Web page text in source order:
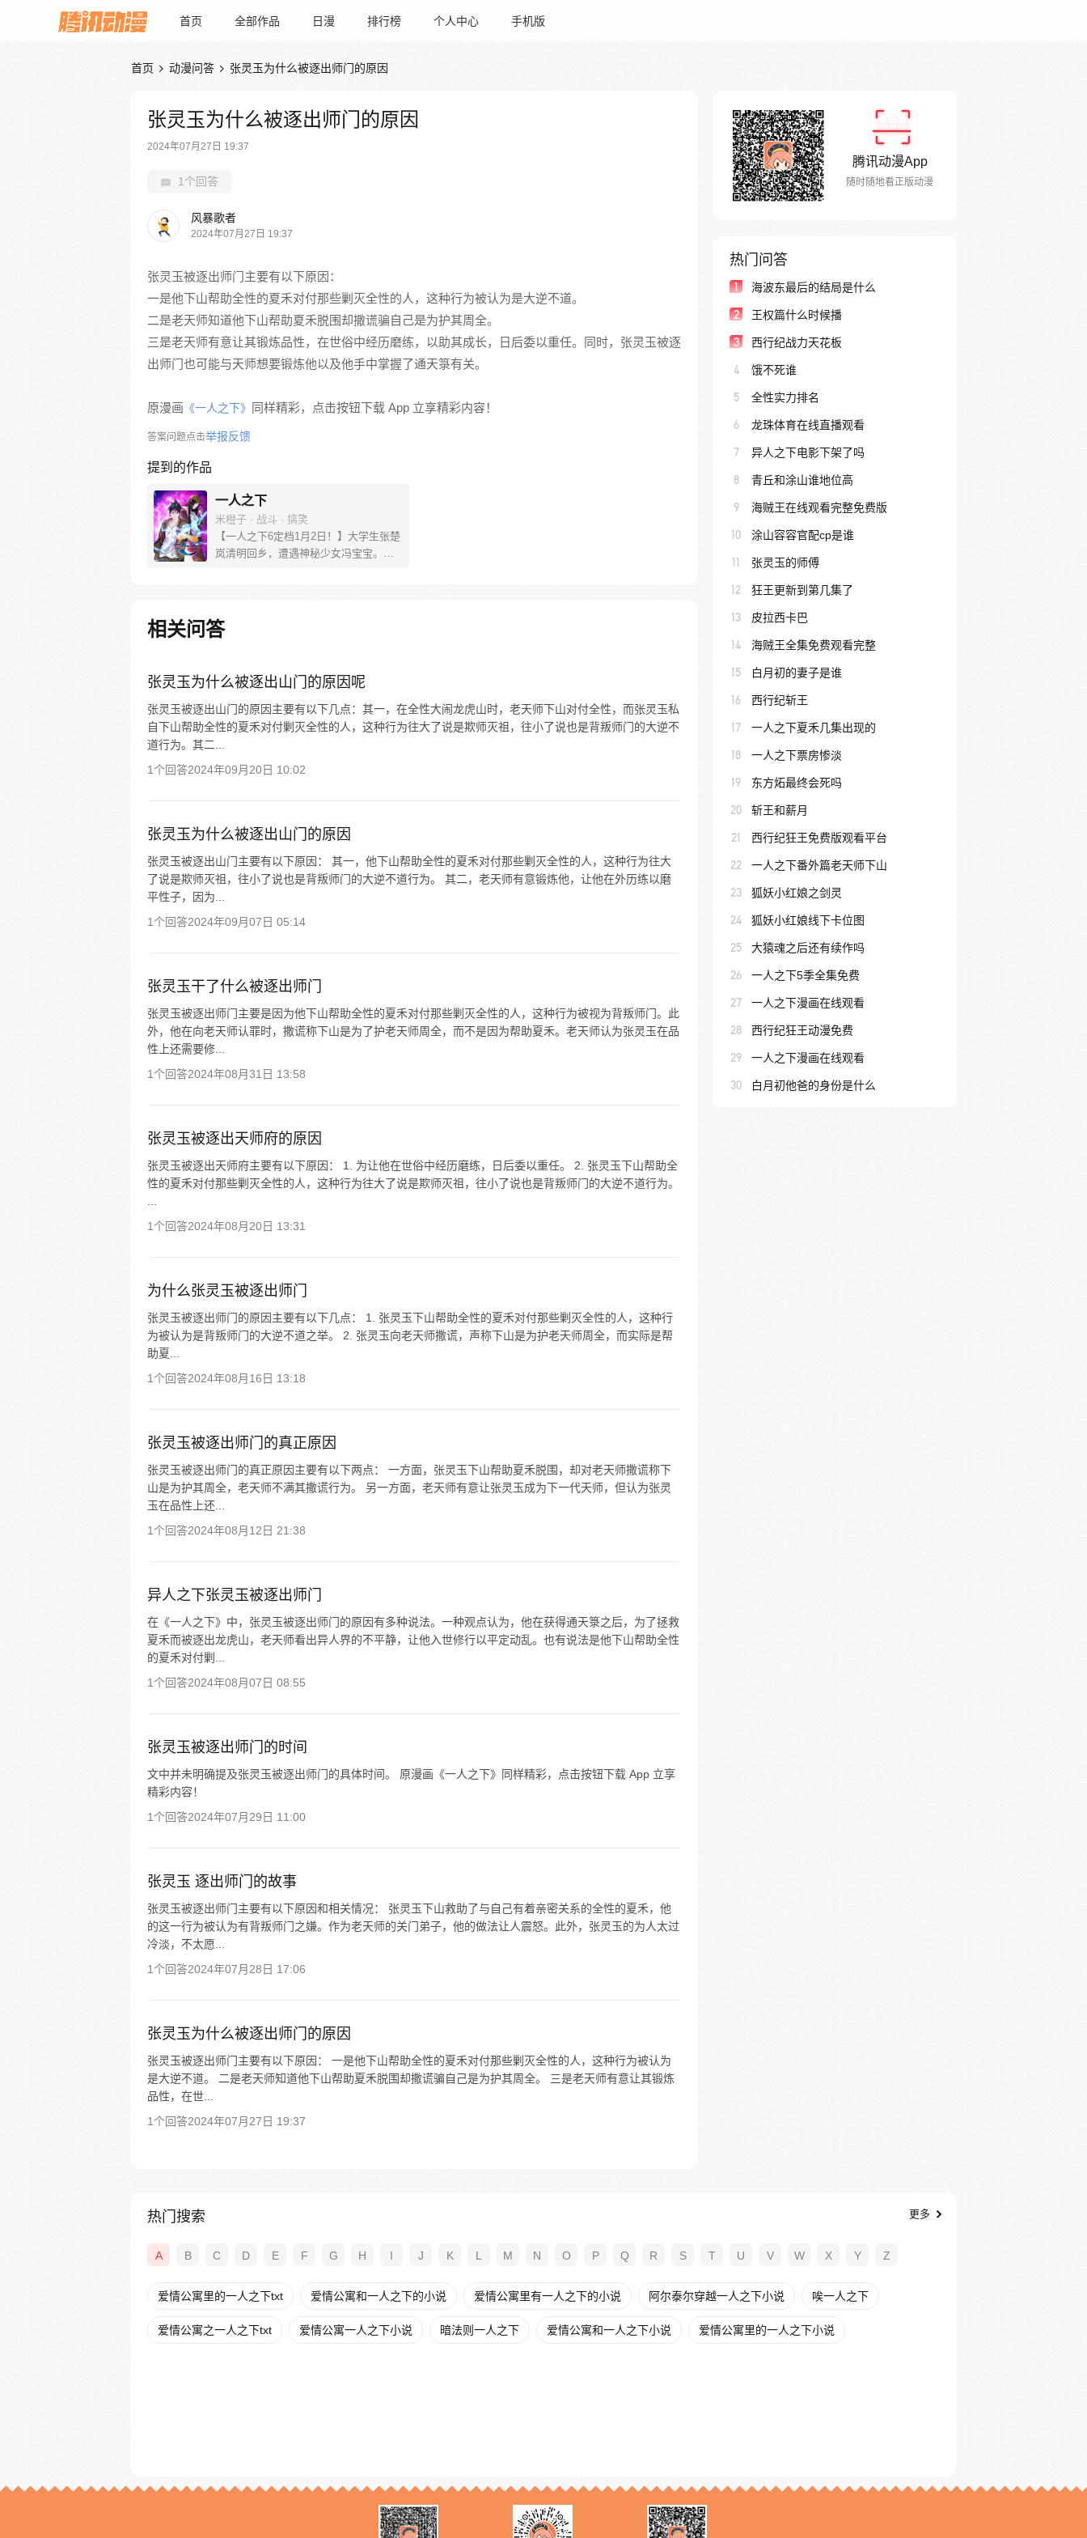
首页 全部作品 日漫 排行榜 个人中心 手机版
首页  动漫问答  张灵玉为什么被逐出师门的原因
张灵玉为什么被逐出师门的原因
2024年07月27日 19:37
1个回答
风暴歌者
2024年07月27日 19:37
张灵玉被逐出师门主要有以下原因：
一是他下山帮助全性的夏禾对付那些剿灭全性的人，这种行为被认为是大逆不道。
二是老天师知道他下山帮助夏禾脱围却撒谎骗自己是为护其周全。
三是老天师有意让其锻炼品性，在世俗中经历磨练，以助其成长，日后委以重任。同时，张灵玉被逐
出师门也可能与天师想要锻炼他以及他手中掌握了通天箓有关。
原漫画 《一人之下》 同样精彩，点击按钮下载 App 立享精彩内容！
答案问题点击举报反馈
提到的作品
一人之下
米橙子 · 战斗 · 搞笑
【一人之下6定档1月2日！】大学生张楚
岚清明回乡，遭遇神秘少女冯宝宝。素
己与爷爷身上的秘密，张楚岚的生活被
彻底颠覆，与冯宝宝一同踏上“异人”之
相关问答
张灵玉为什么被逐出山门的原因呢
张灵玉被逐出山门的原因主要有以下几点：其一，在全性大闹龙虎山时，老天师下山对付全性，而张灵玉私
自下山帮助全性的夏禾对付剿灭全性的人，这种行为往大了说是欺师灭祖，往小了说也是背叛师门的大逆不
道行为。其二...
1个回答2024年09月20日 10:02
张灵玉为什么被逐出山门的原因
张灵玉被逐出山门主要有以下原因： 其一，他下山帮助全性的夏禾对付那些剿灭全性的人，这种行为往大
了说是欺师灭祖，往小了说也是背叛师门的大逆不道行为。 其二，老天师有意锻炼他，让他在外历练以磨
平性子，因为...
1个回答2024年09月07日 05:14
张灵玉干了什么被逐出师门
张灵玉被逐出师门主要是因为他下山帮助全性的夏禾对付那些剿灭全性的人，这种行为被视为背叛师门。此
外，他在向老天师认罪时，撒谎称下山是为了护老天师周全，而不是因为帮助夏禾。老天师认为张灵玉在品
性上还需要修...
1个回答2024年08月31日 13:58
张灵玉被逐出天师府的原因
张灵玉被逐出天师府主要有以下原因： 1. 为让他在世俗中经历磨练，日后委以重任。 2. 张灵玉下山帮助全
性的夏禾对付那些剿灭全性的人，这种行为往大了说是欺师灭祖，往小了说也是背叛师门的大逆不道行为。
1个回答2024年08月20日 13:31
为什么张灵玉被逐出师门
张灵玉被逐出师门的原因主要有以下几点： 1. 张灵玉下山帮助全性的夏禾对付那些剿灭全性的人，这种行
为被认为是背叛师门的大逆不道之举。 2. 张灵玉向老天师撒谎，声称下山是为护老天师周全，而实际是帮
助夏...
1个回答2024年08月16日 13:18
张灵玉被逐出师门的真正原因
张灵玉被逐出师门的真正原因主要有以下两点： 一方面，张灵玉下山帮助夏禾脱围，却对老天师撒谎称下
山是为护其周全，老天师不满其撒谎行为。 另一方面，老天师有意让张灵玉成为下一代天师，但认为张灵
玉在品性上还...
1个回答2024年08月12日 21:38
异人之下张灵玉被逐出师门
在《一人之下》中，张灵玉被逐出师门的原因有多种说法。一种观点认为，他在获得通天箓之后，为了拯救
夏禾而被逐出龙虎山，老天师看出异人界的不平静，让他入世修行以平定动乱。也有说法是他下山帮助全性
的夏禾对付剿...
1个回答2024年08月07日 08:55
张灵玉被逐出师门的时间
文中并未明确提及张灵玉被逐出师门的具体时间。 原漫画《一人之下》同样精彩，点击按钮下载 App 立享
精彩内容！
1个回答2024年07月29日 11:00
张灵玉 逐出师门的故事
张灵玉被逐出师门主要有以下原因和相关情况： 张灵玉下山救助了与自己有着亲密关系的全性的夏禾，他
的这一行为被认为有背叛师门之嫌。作为老天师的关门弟子，他的做法让人震怒。此外，张灵玉的为人太过
冷淡，不太愿...
1个回答2024年07月28日 17:06
张灵玉为什么被逐出师门的原因
张灵玉被逐出师门主要有以下原因： 一是他下山帮助全性的夏禾对付那些剿灭全性的人，这种行为被认为
是大逆不道。 二是老天师知道他下山帮助夏禾脱围却撒谎骗自己是为护其周全。 三是老天师有意让其锻炼
品性，在世...
1个回答2024年07月27日 19:37
腾讯动漫App
随时随地看正版动漫
热门问答
1 海波东最后的结局是什么
2 王权篇什么时候播
3 西行纪战力天花板
4 饿不死谁
5 全性实力排名
6 龙珠体育在线直播观看
7 异人之下电影下架了吗
8 青丘和涂山谁地位高
9 海贼王在线观看完整免费版
10 涂山容容官配cp是谁
11 张灵玉的师傅
12 狂王更新到第几集了
13 皮拉西卡巴
14 海贼王全集免费观看完整
15 白月初的妻子是谁
16 西行纪斩王
17 一人之下夏禾几集出现的
18 一人之下票房惨淡
19 东方炻最终会死吗
20 斩王和薪月
21 西行纪狂王免费版观看平台
22 一人之下番外篇老天师下山
23 狐妖小红娘之剑灵
24 狐妖小红娘线下卡位图
25 大猿魂之后还有续作吗
26 一人之下5季全集免费
27 一人之下漫画在线观看
28 西行纪狂王动漫免费
29 一人之下漫画在线观看
30 白月初他爸的身份是什么
热门搜索 更多
A B C D E F G H I J K L M N O P Q R S T U V W X Y Z
爱情公寓里的一人之下txt 爱情公寓和一人之下的小说 爱情公寓里有一人之下的小说 阿尔泰尔穿越一人之下小说 唉一人之下
爱情公寓之一人之下txt 爱情公寓一人之下小说 暗法则一人之下 爱情公寓和一人之下小说 爱情公寓里的一人之下小说